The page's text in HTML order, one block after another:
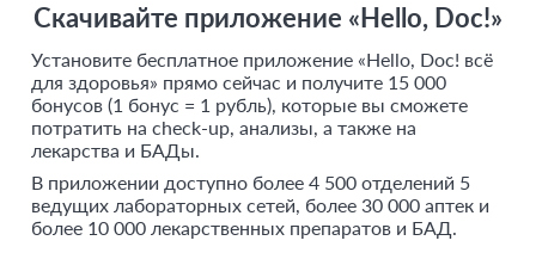
Скачивайте приложение «Hello, Doc!»
Установите бесплатное приложение «Hello, Doc! всё
для здоровья» прямо сейчас и получите 15 000
бонусов (1 бонус = 1 рубль), которые вы сможете
потратить на check-up, анализы, а также на
лекарства и БАДы.
В приложении доступно более 4 500 отделений 5
ведущих лабораторных сетей, более 30 000 аптек и
более 10 000 лекарственных препаратов и БАД.